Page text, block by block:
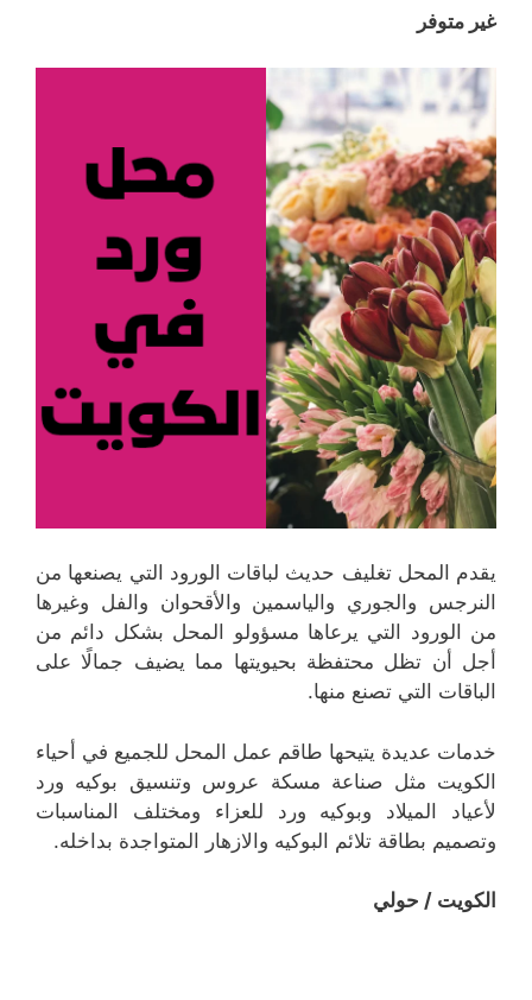
غير متوفر
يقدم المحل تغليف حديث لباقات الورود التي يصنعها من
النرجس والجوري والياسمين والأقحوان والفل وغيرها
من الورود التي يرعاها مسؤولو المحل بشكل دائم من
أجل أن تظل محتفظة بحيويتها مما يضيف جمالًا على
الباقات التي تصنع منها.
خدمات عديدة يتيحها طاقم عمل المحل للجميع في أحياء
الكويت مثل صناعة مسكة عروس وتنسيق بوكيه ورد
لأعياد الميلاد وبوكيه ورد للعزاء ومختلف المناسبات
وتصميم بطاقة تلائم البوكيه والازهار المتواجدة بداخله.
الكويت / حولي